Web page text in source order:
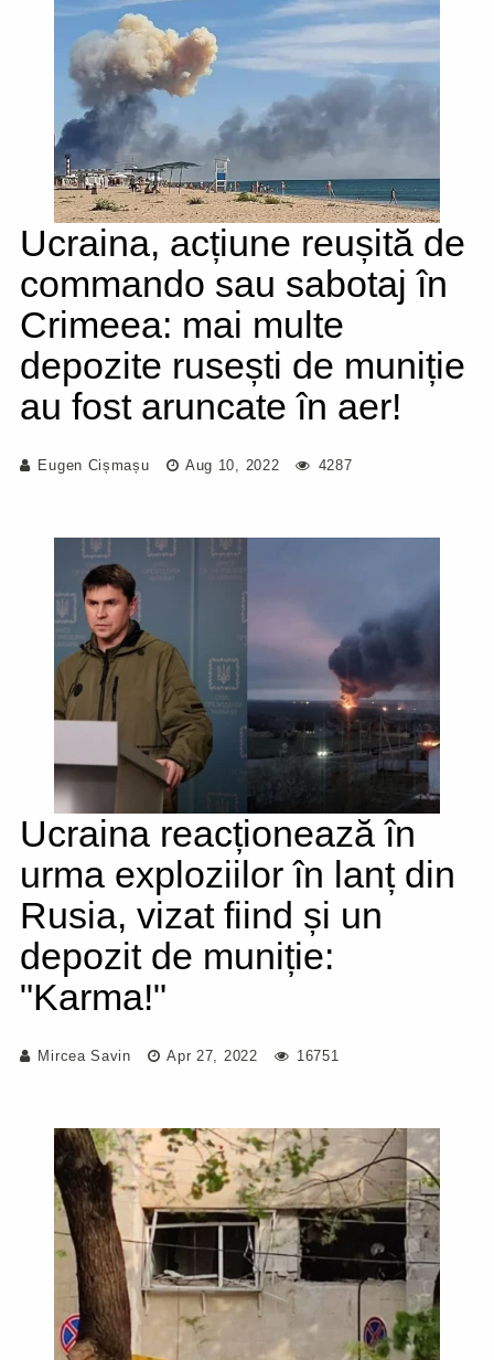
Ucraina, acțiune reușită de
commando sau sabotaj în
Crimeea: mai multe
depozite rusești de muniție
au fost aruncate în aer!
Eugen Cișmașu Aug 10, 2022 4287
Ucraina reacționează în
urma exploziilor în lanț din
Rusia, vizat fiind și un
depozit de muniție:
"Karma!"
Mircea Savin Apr 27, 2022 16751